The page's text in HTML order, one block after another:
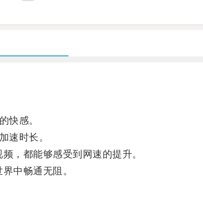
快感。
速时长。
，都能够感受到网速的提升。
中畅通无阻。